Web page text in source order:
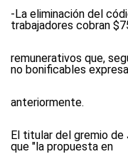
-La eliminación del
trabajadores cobran
remunerativos que,
no bonificables
anteriormente.
El titular del gremio de
que "la propuesta en